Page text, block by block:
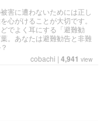
害に遭わないためには正し
心がけることが大切です。
でよく耳にする「避難勧
。あなたは避難勧告と非難
cobachi | 4,941 view